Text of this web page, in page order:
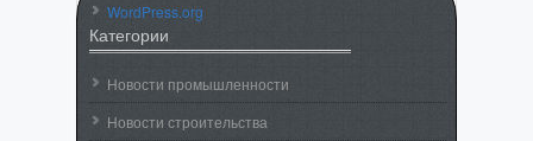
WordPress.org
Категории
Новости промышленности
Новости строительства